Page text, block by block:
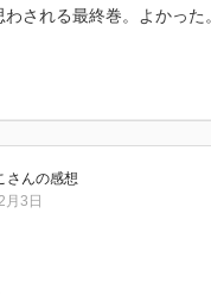
される最終巻。よかった。
さんの感想
月3日